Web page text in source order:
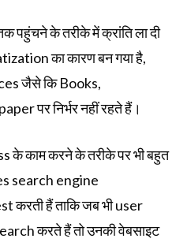
पहुंचने के तरीके में क्रांति ला दी
का कारण बन गया है,
जैसे कि Books,
पर निर्भर नहीं रहते हैं।
के काम करने के तरीके पर भी बहुत
search engine
करती हैं ताकि जब भी user
करते हैं तो उनकी वेबसाइट